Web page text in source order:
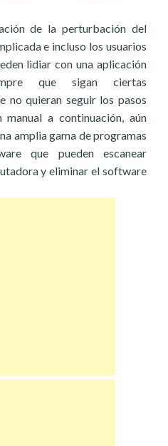
de la perturbación del
e incluso los usuarios
lidiar con una aplicación
que sigan ciertas
no quieran seguir los pasos
a continuación, aún
amplia gama de programas
que pueden escanear
y eliminar el software